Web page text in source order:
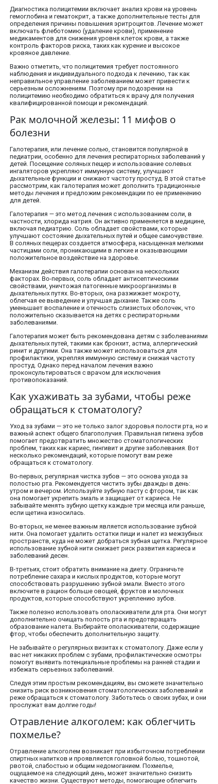
Диагностика полицитемии включает анализ крови на уровень
гемоглобина и гематокрит, а также дополнительные тесты для
определения причины повышения эритроцитов. Лечение может
включать флеботомию (удаление крови), применение
медикаментов для снижения уровня клеток крови, а также
контроль факторов риска, таких как курение и высокое
кровяное давление.
Важно отметить, что полицитемия требует постоянного
наблюдения и индивидуального подхода к лечению, так как
неправильное управление заболеванием может привести к
серьезным осложнениям. Поэтому при подозрении на
полицитемию необходимо обратиться к врачу для получения
квалифицированной помощи и рекомендаций.
Рак молочной железы: 11 мифов о
болезни
Галотерапия, или лечение солью, становится популярной в
педиатрии, особенно для лечения респираторных заболеваний у
детей. Посещение соляных пещер и использование солевых
ингаляторов укрепляют иммунную систему, улучшают
дыхательные функции и снижают частоту простуд. В этой статье
рассмотрим, как галотерапия может дополнить традиционные
методы лечения и предложим рекомендации по ее применению
для детей.
Галотерапия — это метод лечения с использованием соли, в
частности, хлорида натрия. Он активно применяется в медицине,
включая педиатрию. Соль обладает свойствами, которые
улучшают состояние дыхательных путей и общее самочувствие.
В соляных пещерах создается атмосфера, насыщенная мелкими
частицами соли, проникающими в легкие и оказывающими
положительное воздействие на здоровье.
Механизм действия галотерапии основан на нескольких
факторах. Во-первых, соль обладает антисептическими
свойствами, уничтожая патогенные микроорганизмы в
дыхательных путях. Во-вторых, она разжижает мокроту,
облегчая ее выведение и улучшая дыхание. Также соль
уменьшает воспаление и отечность слизистых оболочек, что
положительно сказывается на детях с респираторными
заболеваниями.
Галотерапия может быть рекомендована детям с заболеваниями
дыхательных путей, такими как бронхит, астма, аллергический
ринит и другими. Она также может использоваться для
профилактики, укрепляя иммунную систему и снижая частоту
простуд. Однако перед началом лечения важно
проконсультироваться с врачом для исключения
противопоказаний.
Как ухаживать за зубами, чтобы реже
обращаться к стоматологу?
Уход за зубами — это не только залог здоровья полости рта, но и
важный аспект общего благополучия. Правильная гигиена зубов
помогает предотвратить множество стоматологических
проблем, таких как кариес, гингивит и другие заболевания. Вот
несколько рекомендаций, которые помогут вам реже
обращаться к стоматологу.
Во-первых, регулярная чистка зубов — это основа ухода за
полостью рта. Рекомендуется чистить зубы дважды в день:
утром и вечером. Используйте зубную пасту с фтором, так как
она помогает укрепить эмаль и защищает от кариеса. Не
забывайте менять зубную щетку каждые три месяца или раньше,
если щетина износилась.
Во-вторых, не менее важным является использование зубной
нити. Она помогает удалить остатки пищи и налет из межзубных
пространств, куда не может добраться зубная щетка. Регулярное
использование зубной нити снижает риск развития кариеса и
заболеваний десен.
В-третьих, стоит обратить внимание на диету. Ограничьте
потребление сахара и кислых продуктов, которые могут
способствовать разрушению зубной эмали. Вместо этого
включите в рацион больше овощей, фруктов и молочных
продуктов, которые способствуют укреплению зубов.
Также полезно использовать ополаскиватели для рта. Они могут
дополнительно очищать полость рта и предотвращать
образование налета. Выбирайте ополаскиватели, содержащие
фтор, чтобы обеспечить дополнительную защиту.
Не забывайте о регулярных визитах к стоматологу. Даже если у
вас нет никаких проблем с зубами, профилактические осмотры
помогут выявить потенциальные проблемы на ранней стадии и
избежать серьезных заболеваний.
Следуя этим простым рекомендациям, вы сможете значительно
снизить риск возникновения стоматологических заболеваний и
реже обращаться к стоматологу. Заботьтесь о своих зубах, и они
прослужат вам долгие годы!
Отравление алкоголем: как облегчить
похмелье?
Отравление алкоголем возникает при избыточном потреблении
спиртных напитков и проявляется головной болью, тошнотой,
рвотой, слабостью и общим недомоганием. Похмелье,
ощущаемое на следующий день, может значительно снизить
качество жизни. Существуют методы, помогающие облегчить